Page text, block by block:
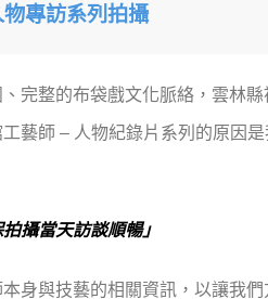
物專訪系列拍攝
完整的布袋戲文化脈絡，雲林
藝師 – 人物紀錄片系列的原因
攝當天訪談順暢」
身與技藝的相關資訊，以讓我們